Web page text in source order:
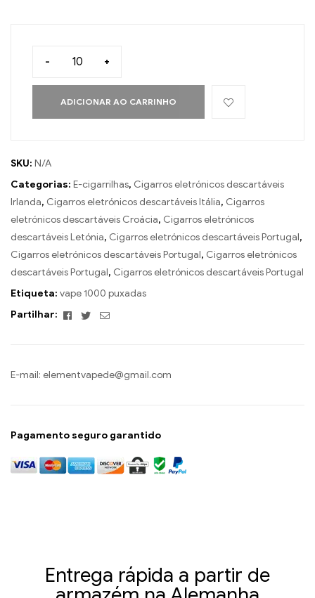
- +
ADICIONAR AO CARRINHO
SKU: N/A
Categorias: E-cigarrilhas, Cigarros eletrónicos descartáveis
Irlanda, Cigarros eletrónicos descartáveis Itália, Cigarros
eletrónicos descartáveis Croácia, Cigarros eletrónicos
descartáveis Letónia, Cigarros eletrónicos descartáveis Portugal,
Cigarros eletrónicos descartáveis Portugal, Cigarros eletrónicos
descartáveis Portugal, Cigarros eletrónicos descartáveis Portugal
Etiqueta: vape 1000 puxadas
Partilhar:
Facebook
TwitterEmail
E-mail: elementvapede@gmail.com
Pagamento seguro garantido
Entrega rápida a partir de